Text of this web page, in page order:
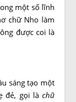
một số lĩnh
chữ Nho làm
được coi là
sáng tạo một
đẻ, gọi là chữ